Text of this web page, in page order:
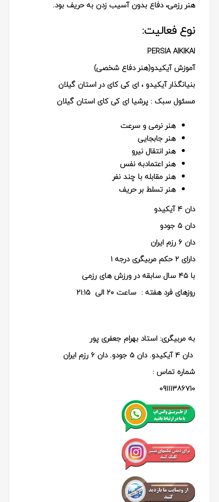
هنر رزمی، دفاع بدون آسیب زدن به حریف بود.
نوع فعالیت:
PERSIA AIKIKAI
آموزش آیکیدو(هنر دفاع شخصی)
بنیانگذار آیکیدو ، ای کی کای در استان گیلان
مسئول سبک : پرشیا ای کی کای استان گیلان
هنر نرمی و سرعت
هنر جابجایی
هنر انتقال نیرو
هنر اعتمادبه نفس
هنر مقابله با چند نفر
هنر تسلط بر حریف
دان ۴ آیکیدو
دان ۵ جودو
دان ۶ رزم ایران
دارای ۲ حکم مربیگری درجه ۱
با ۴۵ سال سابقه در ورزش های رزمی
روزهای فرد هفته : ساعت ۲۰ الی ۲۱:۱۵
به مربیگری: استاد بهرام جعفری پور
دان 4 آیکیدو. دان 5 جودو. دان 6 رزم ایران
شماره تماس :
09111386710